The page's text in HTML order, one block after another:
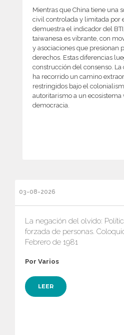
Mientras que China tiene una
civil controlada y limitada por
demuestra el indicador del
taiwanesa es vibrante, con
y asociaciones que presionan
derechos. Estas diferencias
construcción del consenso. La
ha recorrido un camino
restringidos bajo el
autoritarismo a un
democracia.
03-08-2026
La negación del olvido:
forzada de personas.
Febrero de 1981
Por Varios
LEER